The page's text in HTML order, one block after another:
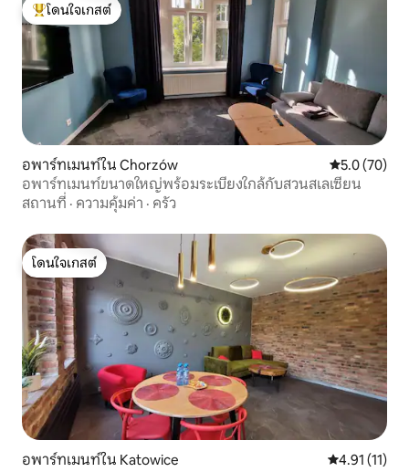
โดนใจเกสต์ที่สุด
โดนใจเกสต์
อพาร์ทเมนท์ใน Chorzów คะแนนเฉลี่ย
5.0 (70)
อพาร์ทเมนท์ขนาดใหญ่พร้อมระเบียงใกล้กับสวนสเลเซียน
สถานที่ · ความคุ้มค่า · ครัว
โดนใจเกสต์
โดนใจเกสต์
อพาร์ทเมนท์ใน Katowice คะแนนเฉลี่ย
4.91 (11)